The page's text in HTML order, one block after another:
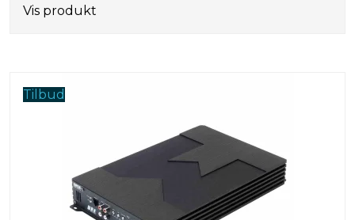
Vis produkt
Tilbud